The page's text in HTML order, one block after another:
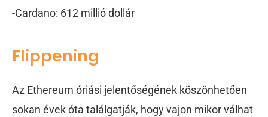
-Cardano: 612 millió dollár
Flippening
Az Ethereum óriási jelentőségének köszönhetően
sokan évek óta találgatják, hogy vajon mikor válhat